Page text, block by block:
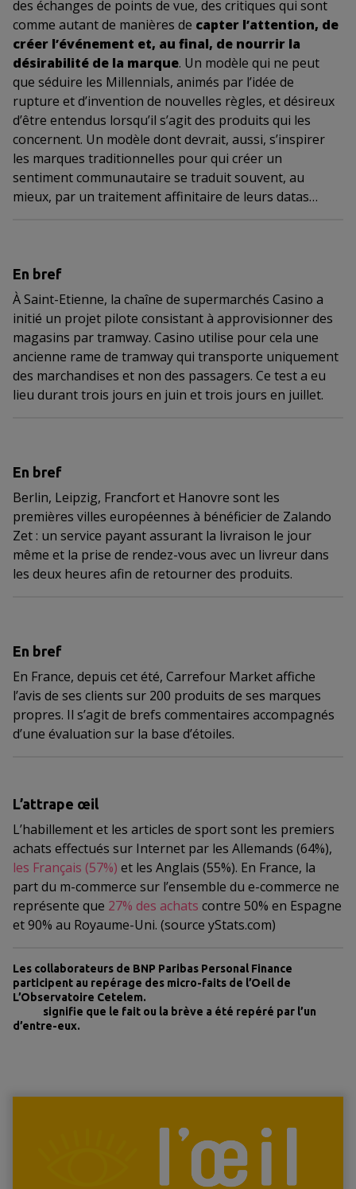
des échanges de points de vue, des critiques qui sont
comme autant de manières de capter l’attention, de
créer l’événement et, au final, de nourrir la
désirabilité de la marque. Un modèle qui ne peut
que séduire les Millennials, animés par l’idée de
rupture et d’invention de nouvelles règles, et désireux
d’être entendus lorsqu’il s’agit des produits qui les
concernent. Un modèle dont devrait, aussi, s’inspirer
les marques traditionnelles pour qui créer un
sentiment communautaire se traduit souvent, au
mieux, par un traitement affinitaire de leurs datas…
En bref
À Saint-Etienne, la chaîne de supermarchés Casino a
initié un projet pilote consistant à approvisionner des
magasins par tramway. Casino utilise pour cela une
ancienne rame de tramway qui transporte uniquement
des marchandises et non des passagers. Ce test a eu
lieu durant trois jours en juin et trois jours en juillet.
En bref
Berlin, Leipzig, Francfort et Hanovre sont les
premières villes européennes à bénéficier de Zalando
Zet : un service payant assurant la livraison le jour
même et la prise de rendez-vous avec un livreur dans
les deux heures afin de retourner des produits.
En bref
En France, depuis cet été, Carrefour Market affiche
l’avis de ses clients sur 200 produits de ses marques
propres. Il s’agit de brefs commentaires accompagnés
d’une évaluation sur la base d’étoiles.
L’attrape œil
L’habillement et les articles de sport sont les premiers
achats effectués sur Internet par les Allemands (64%),
les Français (57%) et les Anglais (55%). En France, la
part du m-commerce sur l’ensemble du e-commerce ne
représente que 27% des achats contre 50% en Espagne
et 90% au Royaume-Uni. (source yStats.com)
Les collaborateurs de BNP Paribas Personal Finance
participent au repérage des micro-faits de l’Oeil de
L’Observatoire Cetelem.
signifie que le fait ou la brève a été repéré par l’un
d’entre-eux.